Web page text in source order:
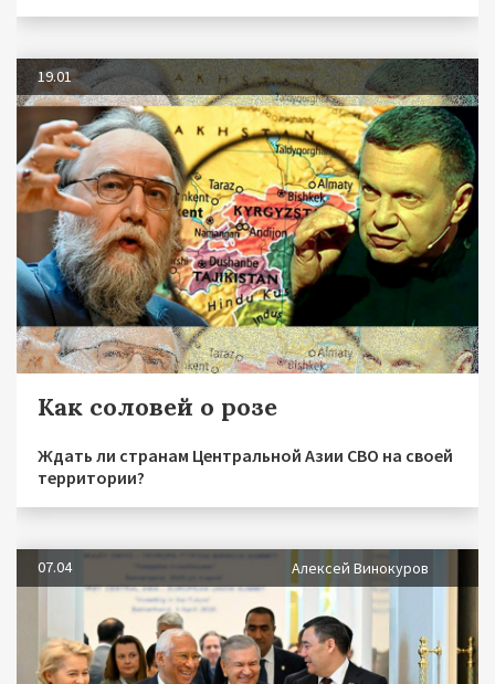
19.01
Как соловей о розе
Ждать ли странам Центральной Азии СВО на своей
территории?
07.04 Алексей Винокуров